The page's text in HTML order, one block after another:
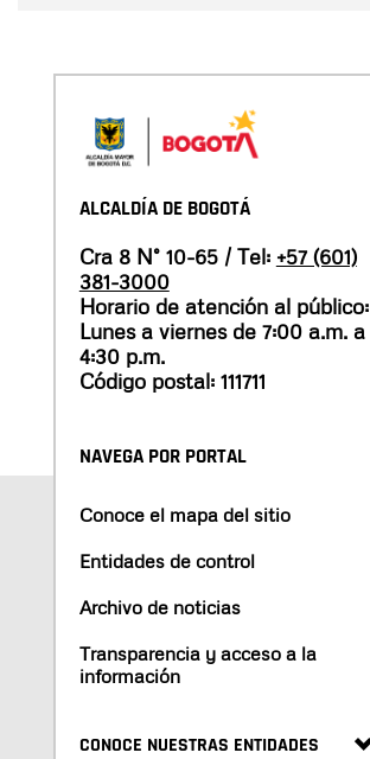
ALCALDÍA DE BOGOTÁ
Cra 8 N° 10-65 / Tel: +57 (601)
381-3000
Horario de atención al público:
Lunes a viernes de 7:00 a.m. a
4:30 p.m.
Código postal: 111711
NAVEGA POR PORTAL
Conoce el mapa del sitio
Entidades de control
Archivo de noticias
Transparencia y acceso a la
información
CONOCE NUESTRAS ENTIDADES